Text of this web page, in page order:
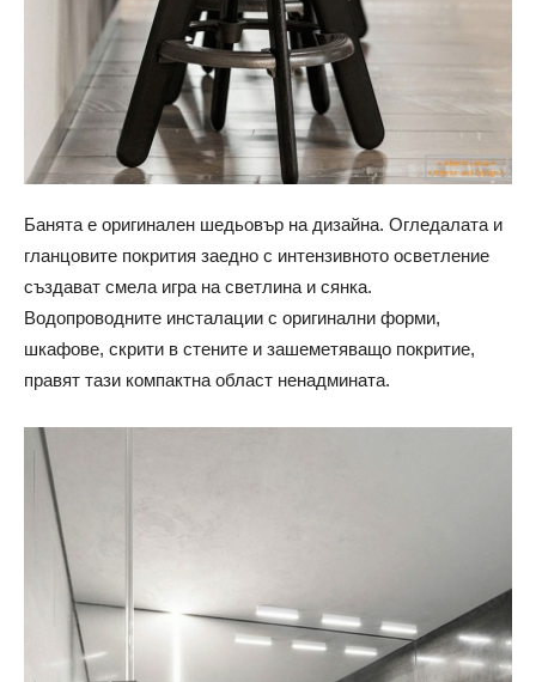
Банята е оригинален шедьовър на дизайна. Огледалата и
гланцовите покрития заедно с интензивното осветление
създават смела игра на светлина и сянка.
Водопроводните инсталации с оригинални форми,
шкафове, скрити в стените и зашеметяващо покритие,
правят тази компактна област ненадмината.